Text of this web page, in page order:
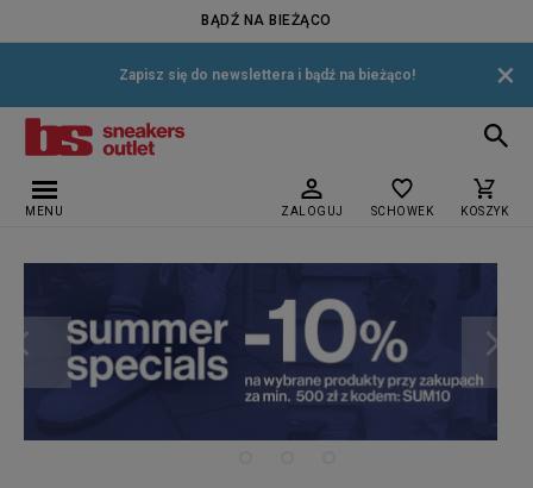
BĄDŹ NA BIEŻĄCO
Zapisz się do newslettera i bądź na bieżąco! ×
MENU ZALOGUJ SCHOWEK KOSZYK